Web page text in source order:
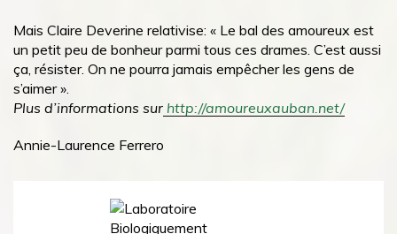
Mais Claire Deverine relativise: « Le bal des amoureux est
un petit peu de bonheur parmi tous ces drames. C’est aussi
ça, résister. On ne pourra jamais empêcher les gens de
s’aimer ».
Plus d’informations sur http://amoureuxauban.net/
Annie-Laurence Ferrero